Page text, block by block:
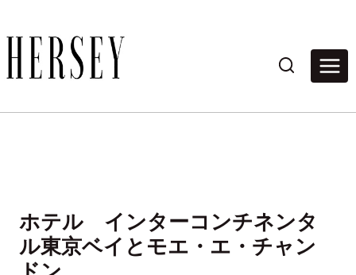
容
を
ス
ホテル インターコンチネンタ
ル東京ベイとモエ・エ・チャン